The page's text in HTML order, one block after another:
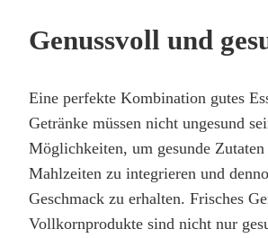
Genussvoll und
Eine perfekte Kombination gutes
Getränke müssen nicht ungesund
Möglichkeiten, um gesunde
Mahlzeiten zu integrieren und
Geschmack zu erhalten. Frisches
Vollkornprodukte sind nicht nur